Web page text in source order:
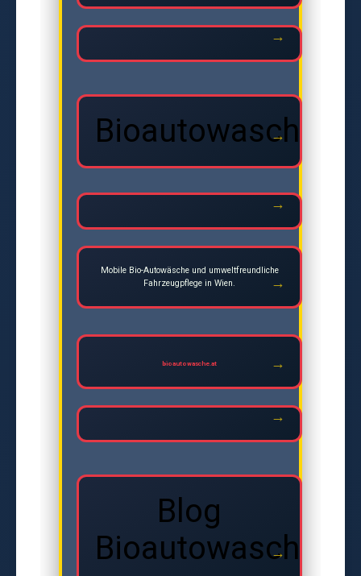
Bioautowasche
Mobile Bio-Autowäsche und umweltfreundliche
Fahrzeugpflege in Wien.
bioautowasche.at
Blog
Bioautowasche